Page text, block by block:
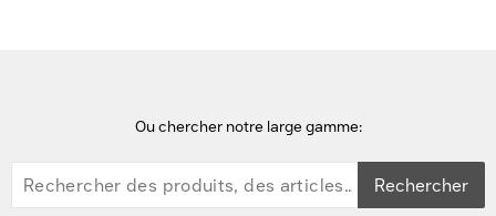
Ou chercher notre large gamme:
Rechercher